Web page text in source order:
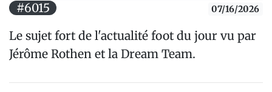
#6015 07/16/2026
Le sujet fort de l'actualité foot du jour vu par
Jérôme Rothen et la Dream Team.